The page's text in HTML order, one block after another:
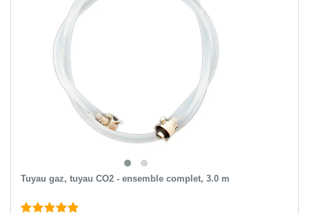
Tuyau gaz, tuyau CO2 - ensemble complet, 3.0 m